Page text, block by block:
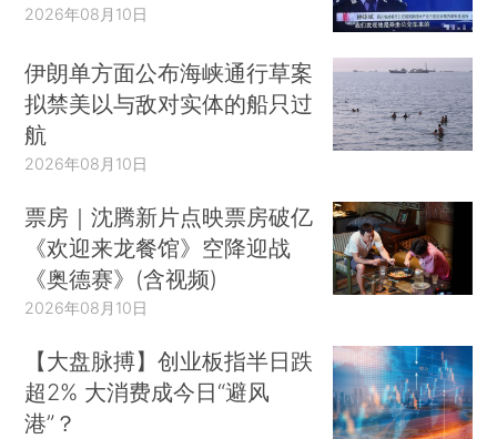
2026年08月10日
伊朗单方面公布海峡通行草案
拟禁美以与敌对实体的船只过
航
2026年08月10日
票房｜沈腾新片点映票房破亿
《欢迎来龙餐馆》空降迎战
《奥德赛》(含视频)
2026年08月10日
【大盘脉搏】创业板指半日跌
超2% 大消费成今日“避风
港”？